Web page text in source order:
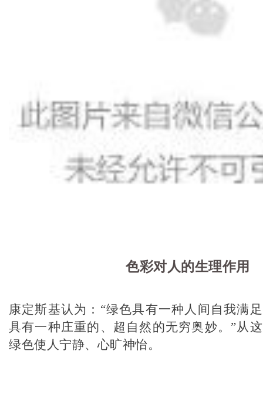
色彩对人的生理作用
康定斯基认为：“绿色具有一种人间自我满
具有一种庄重的、超自然的无穷奥妙。”从
绿色使人宁静、心旷神怡。